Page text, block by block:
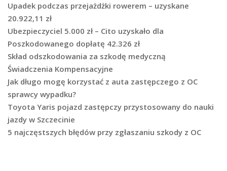
Upadek podczas przejażdżki rowerem – uzyskane
20.922,11 zł
Ubezpieczyciel 5.000 zł – Cito uzyskało dla
Poszkodowanego dopłatę 42.326 zł
Skład odszkodowania za szkodę medyczną
Świadczenia Kompensacyjne
Jak długo mogę korzystać z auta zastępczego z OC
sprawcy wypadku?
Toyota Yaris pojazd zastępczy przystosowany do nauki
jazdy w Szczecinie
5 najczęstszych błędów przy zgłaszaniu szkody z OC